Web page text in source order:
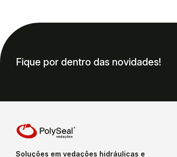
Fique por dentro das novidades!
Soluções em vedações hidráulicas e